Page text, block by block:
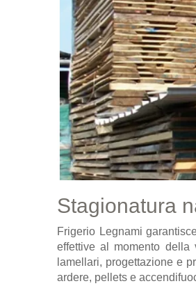
Stagionatura
Frigerio Legnami
effettive al momento
lamellari, progettazione e
ardere, pellets e